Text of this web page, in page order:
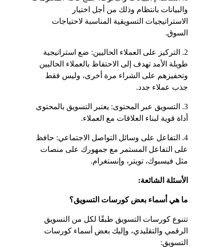
والبيانات بانتظام وذلك من أجل اختيار
الاستراتيجيات التسويقية المناسبة لاحتياجات
السوق.
2. التركيز على العملاء الحاليين: ضع استراتيجية
طويلة الأمد تهدف إلى الاحتفاظ بالعملاء الحاليين
وتحفيزهم على الشراء مرة أخرى، وليس فقط
جذب عملاء جدد.
3. التسويق عبر المحتوى: يعتبر التسويق بالمحتوى
أداة قوية لبناء العلاقات مع العملاء.
4. التفاعل على وسائل التواصل الاجتماعي: حافظ
على التفاعل المستمر مع جمهورك على منصات
مثل فيسبوك، تويتر، وإنستغرام.
الأسئلة الشائعة:
ما هي أسماء بعض كورسات التسويق؟
تتنوع كورسات التسويق طبقًا لكل من التسويق
الرقمي والتقليدي، وإليك بعض أسماء كورسات
التسويق: